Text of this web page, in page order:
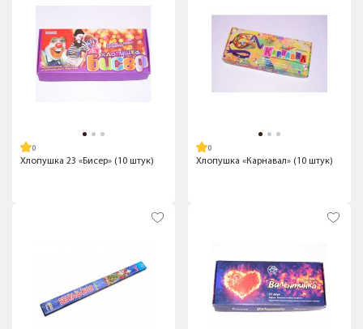
Хлопушка 23 «Бисер» (10 штук) Хлопушка «Карнавал» (10 штук)